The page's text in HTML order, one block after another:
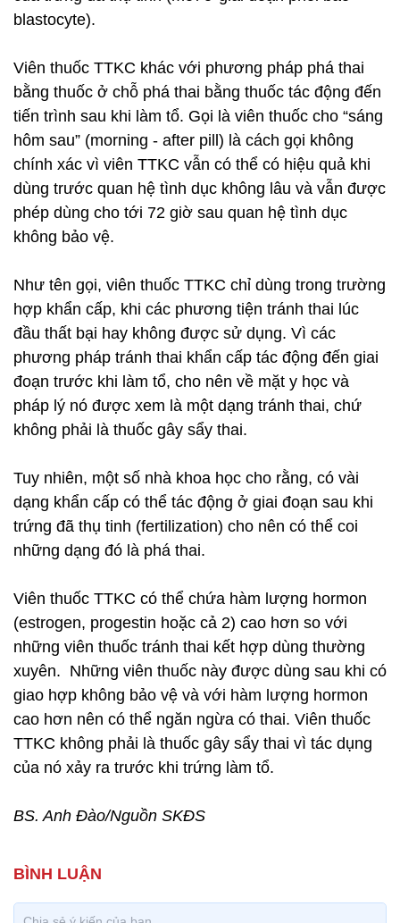
blastocyte).
Viên thuốc TTKC khác với phương pháp phá thai
bằng thuốc ở chỗ phá thai bằng thuốc tác động đến
tiến trình sau khi làm tổ. Gọi là viên thuốc cho “sáng
hôm sau” (morning - after pill) là cách gọi không
chính xác vì viên TTKC vẫn có thể có hiệu quả khi
dùng trước quan hệ tình dục không lâu và vẫn được
phép dùng cho tới 72 giờ sau quan hệ tình dục
không bảo vệ.
Như tên gọi, viên thuốc TTKC chỉ dùng trong trường
hợp khẩn cấp, khi các phương tiện tránh thai lúc
đầu thất bại hay không được sử dụng. Vì các
phương pháp tránh thai khẩn cấp tác động đến giai
đoạn trước khi làm tổ, cho nên về mặt y học và
pháp lý nó được xem là một dạng tránh thai, chứ
không phải là thuốc gây sẩy thai.
Tuy nhiên, một số nhà khoa học cho rằng, có vài
dạng khẩn cấp có thể tác động ở giai đoạn sau khi
trứng đã thụ tinh (fertilization) cho nên có thể coi
những dạng đó là phá thai.
Viên thuốc TTKC có thể chứa hàm lượng hormon
(estrogen, progestin hoặc cả 2) cao hơn so với
những viên thuốc tránh thai kết hợp dùng thường
xuyên. Những viên thuốc này được dùng sau khi có
giao hợp không bảo vệ và với hàm lượng hormon
cao hơn nên có thể ngăn ngừa có thai. Viên thuốc
TTKC không phải là thuốc gây sẩy thai vì tác dụng
của nó xảy ra trước khi trứng làm tổ.
BS. Anh Đào/Nguồn SKĐS